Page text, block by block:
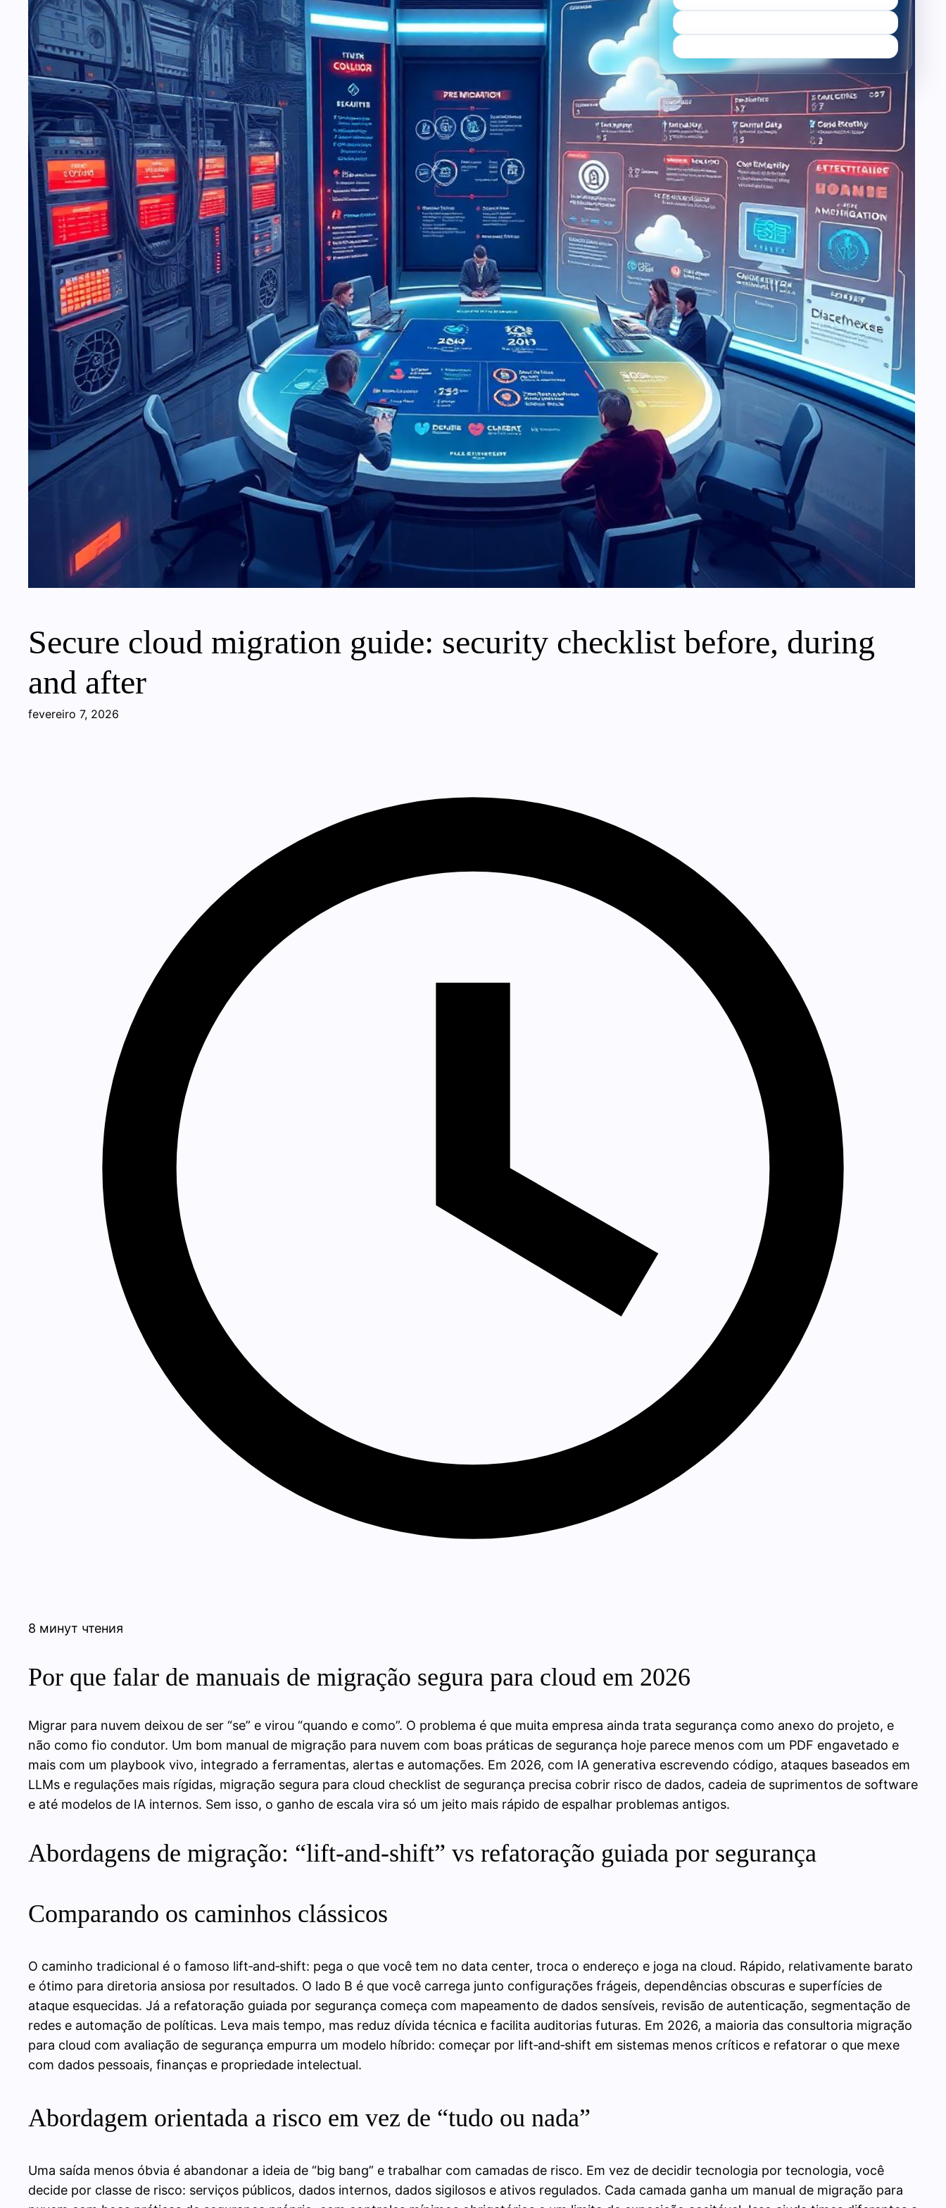
Secure cloud migration guide: security checklist before, during
and after
fevereiro 7, 2026
8 минут чтения
Por que falar de manuais de migração segura para cloud em 2026
Migrar para nuvem deixou de ser “se” e virou “quando e como”. O problema é que muita empresa ainda trata segurança como anexo do projeto, e
não como fio condutor. Um bom manual de migração para nuvem com boas práticas de segurança hoje parece menos com um PDF engavetado e
mais com um playbook vivo, integrado a ferramentas, alertas e automações. Em 2026, com IA generativa escrevendo código, ataques baseados em
LLMs e regulações mais rígidas, migração segura para cloud checklist de segurança precisa cobrir risco de dados, cadeia de suprimentos de software
e até modelos de IA internos. Sem isso, o ganho de escala vira só um jeito mais rápido de espalhar problemas antigos.
Abordagens de migração: “lift‑and‑shift” vs refatoração guiada por segurança
Comparando os caminhos clássicos
O caminho tradicional é o famoso lift‑and‑shift: pega o que você tem no data center, troca o endereço e joga na cloud. Rápido, relativamente barato
e ótimo para diretoria ansiosa por resultados. O lado B é que você carrega junto configurações frágeis, dependências obscuras e superfícies de
ataque esquecidas. Já a refatoração guiada por segurança começa com mapeamento de dados sensíveis, revisão de autenticação, segmentação de
redes e automação de políticas. Leva mais tempo, mas reduz dívida técnica e facilita auditorias futuras. Em 2026, a maioria das consultoria migração
para cloud com avaliação de segurança empurra um modelo híbrido: começar por lift‑and‑shift em sistemas menos críticos e refatorar o que mexe
com dados pessoais, finanças e propriedade intelectual.
Abordagem orientada a risco em vez de “tudo ou nada”
Uma saída menos óbvia é abandonar a ideia de “big bang” e trabalhar com camadas de risco. Em vez de decidir tecnologia por tecnologia, você
decide por classe de risco: serviços públicos, dados internos, dados sigilosos e ativos regulados. Cada camada ganha um manual de migração para